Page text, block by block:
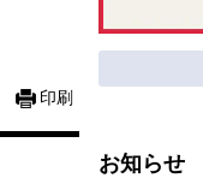
印刷
お知らせ